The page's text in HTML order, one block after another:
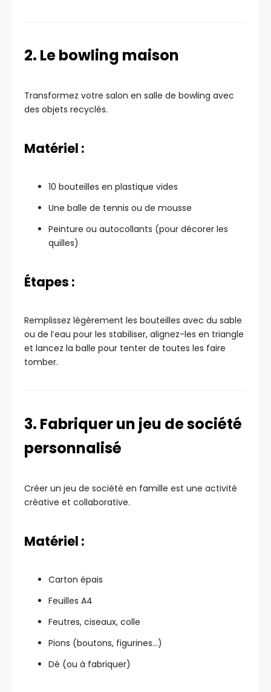
2. Le bowling maison
Transformez votre salon en salle de bowling avec
des objets recyclés.
Matériel :
10 bouteilles en plastique vides
Une balle de tennis ou de mousse
Peinture ou autocollants (pour décorer les
quilles)
Étapes :
Remplissez légèrement les bouteilles avec du sable
ou de l’eau pour les stabiliser, alignez-les en triangle
et lancez la balle pour tenter de toutes les faire
tomber.
3. Fabriquer un jeu de société
personnalisé
Créer un jeu de société en famille est une activité
créative et collaborative.
Matériel :
Carton épais
Feuilles A4
Feutres, ciseaux, colle
Pions (boutons, figurines…)
Dé (ou à fabriquer)